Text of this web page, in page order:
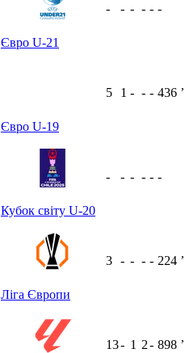
Євро U-21
- - - - - -
Євро U-19
5 1 - - - 436 ʼ
Кубок світу U-20
- - - - - -
Ліга Європи
3 - - - - 224 ʼ
13- 1 2- 898 ʼ